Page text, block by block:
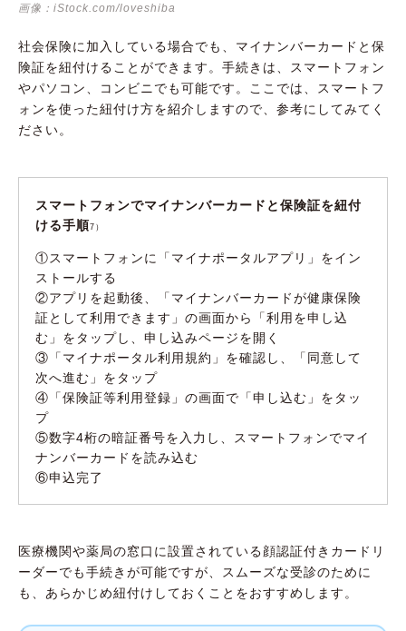
画像：iStock.com/loveshiba
社会保険に加入している場合でも、マイナンバーカードと保
険証を紐付けることができます。手続きは、スマートフォン
やパソコン、コンビニでも可能です。ここでは、スマートフ
ォンを使った紐付け方を紹介しますので、参考にしてみてく
ださい。
スマートフォンでマイナンバーカードと保険証を紐付
ける手順7）
①スマートフォンに「マイナポータルアプリ」をイン
ストールする
②アプリを起動後、「マイナンバーカードが健康保険
証として利用できます」の画面から「利用を申し込
む」をタップし、申し込みページを開く
③「マイナポータル利用規約」を確認し、「同意して
次へ進む」をタップ
④「保険証等利用登録」の画面で「申し込む」をタッ
プ
⑤数字4桁の暗証番号を入力し、スマートフォンでマイ
ナンバーカードを読み込む
⑥申込完了
医療機関や薬局の窓口に設置されている顔認証付きカードリ
ーダーでも手続きが可能ですが、スムーズな受診のために
も、あらかじめ紐付けしておくことをおすすめします。